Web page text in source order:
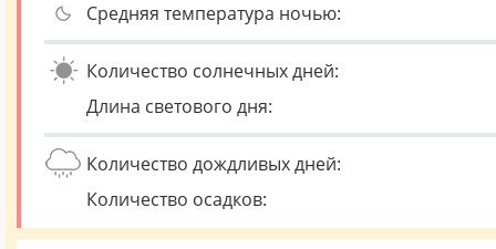
Средняя температура ночью:
Количество солнечных дней:
Длина светового дня:
Количество дождливых дней:
Количество осадков: